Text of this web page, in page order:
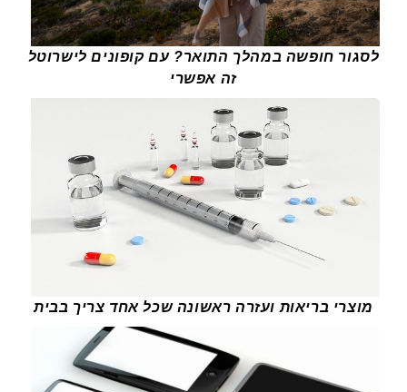
לסגור חופשה במהלך התואר? עם קופונים לישרוטל
זה אפשרי
מוצרי בריאות ועזרה ראשונה שכל אחד צריך בבית